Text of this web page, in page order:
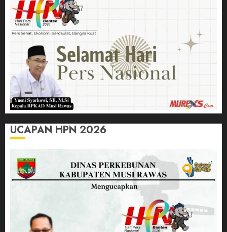
UCAPAN HPN 2026